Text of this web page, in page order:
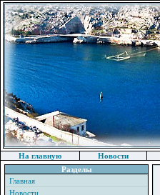
На главную Новости
Разделы
Главная
Новости